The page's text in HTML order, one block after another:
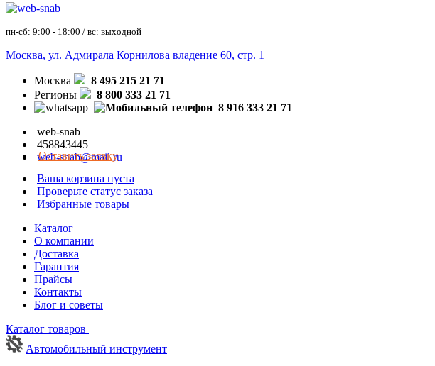
пн-сб: 9:00 - 18:00 / вс: выходной
Москва, ул. Адмирала Корнилова владение 60, стр. 1
Москва
8 495 215 21 71
Регионы
8 800 333 21 71
8 916 333 21 71
web-snab
458843445
web-snab@mail.ru
Оставить заявку
Ваша корзина пуста
Проверьте статус заказа
Избранные товары
Каталог
О компании
Доставка
Гарантия
Прайсы
Контакты
Блог и советы
Каталог товаров
Автомобильный инструмент